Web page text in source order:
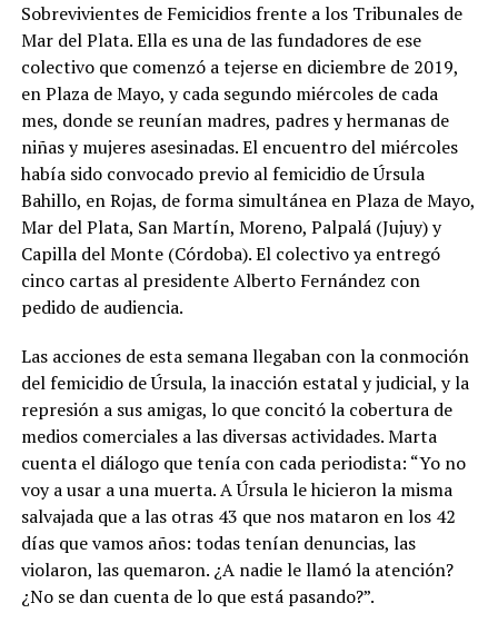
Sobrevivientes de Femicidios frente a los Tribunales de
Mar del Plata. Ella es una de las fundadores de ese
colectivo que comenzó a tejerse en diciembre de 2019,
en Plaza de Mayo, y cada segundo miércoles de cada
mes, donde se reunían madres, padres y hermanas de
niñas y mujeres asesinadas. El encuentro del miércoles
había sido convocado previo al femicidio de Úrsula
Bahillo, en Rojas, de forma simultánea en Plaza de Mayo,
Mar del Plata, San Martín, Moreno, Palpalá (Jujuy) y
Capilla del Monte (Córdoba). El colectivo ya entregó
cinco cartas al presidente Alberto Fernández con
pedido de audiencia.
Las acciones de esta semana llegaban con la conmoción
del femicidio de Úrsula, la inacción estatal y judicial, y la
represión a sus amigas, lo que concitó la cobertura de
medios comerciales a las diversas actividades. Marta
cuenta el diálogo que tenía con cada periodista: “Yo no
voy a usar a una muerta. A Úrsula le hicieron la misma
salvajada que a las otras 43 que nos mataron en los 42
días que vamos años: todas tenían denuncias, las
violaron, las quemaron. ¿A nadie le llamó la atención?
¿No se dan cuenta de lo que está pasando?”.